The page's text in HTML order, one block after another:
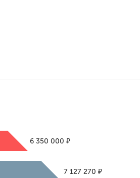
6 350 000₽
7 127 270₽